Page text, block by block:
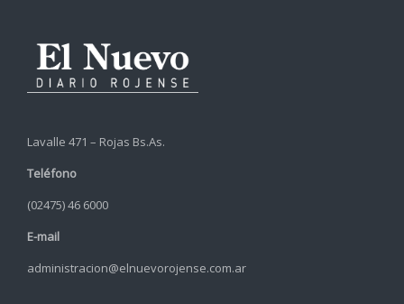
Lavalle 471 – Rojas Bs.As.
Teléfono
(02475) 46 6000
E-mail
administracion@elnuevorojense.com.ar